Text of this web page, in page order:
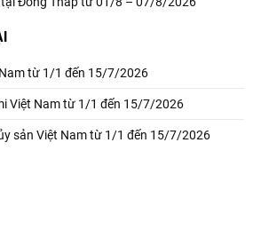
từ 1/1 đến 15/7/2026
Việt Nam từ 1/1 đến 15/7/2026
sản Việt Nam từ 1/1 đến 15/7/2026